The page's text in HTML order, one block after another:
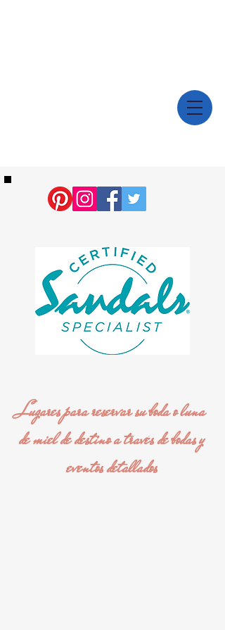
Lugares para reservar su boda o luna
de miel de destino a través de bodas y
eventos detallados